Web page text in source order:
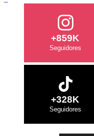
+859K
+328K